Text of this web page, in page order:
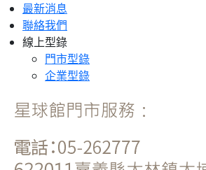
最新消息
聯絡我們
線上型錄
門市型錄
企業型錄